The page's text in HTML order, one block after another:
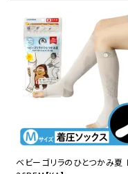
ベビーゴリラのひとつかみ夏